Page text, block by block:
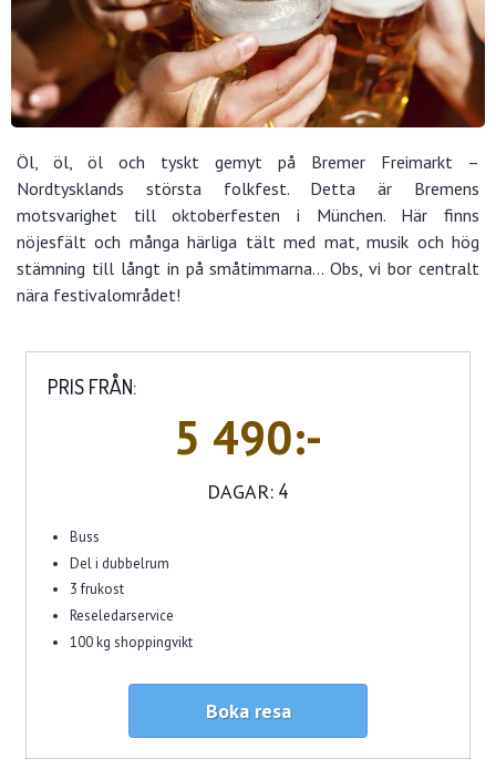
Öl, öl, öl och tyskt gemyt på Bremer Freimarkt –
Nordtysklands största folkfest. Detta är Bremens
motsvarighet till oktoberfesten i München. Här finns
nöjesfält och många härliga tält med mat, musik och hög
stämning till långt in på småtimmarna... Obs, vi bor centralt
nära festivalområdet!
PRIS FRÅN:
5 490:-
DAGAR: 4
Buss
Del i dubbelrum
3 frukost
Reseledarservice
100 kg shoppingvikt
Boka resa